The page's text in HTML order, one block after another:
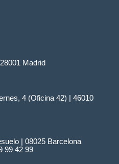
Madrid
4 (Oficina 42) | 46010
| 08025 Barcelona
99 42 99